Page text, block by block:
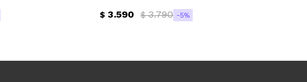
$ 3.590 $ 3.790 5